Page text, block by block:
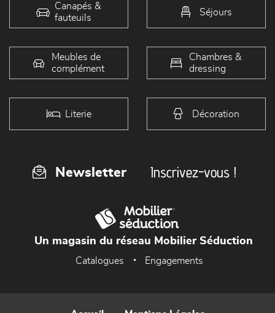
Canapés &
fauteuils
Séjours
Meubles de
complément
Chambres &
dressing
Literie Décoration
Newsletter Inscrivez-vous !
Un magasin du réseau Mobilier Séduction
Catalogues Engagements